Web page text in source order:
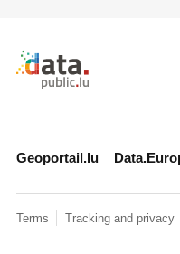
Retour à l'accueil de
Geoportail.lu
Terms Tracking and privacy